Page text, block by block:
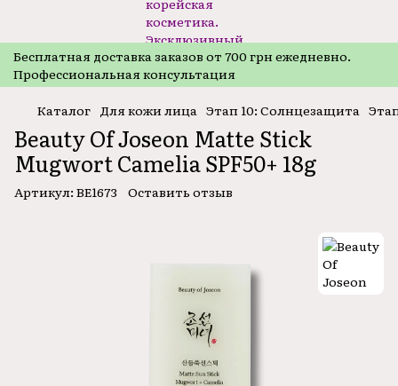
Бесплатная доставка заказов от 700 грн ежедневно.
Профессиональная консультация
Каталог Для кожи лица Этап 10: Солнцезащита
Beauty Of Joseon Matte Stick
Mugwort Camelia SPF50+ 18g
Артикул: BE1673 Оставить отзыв